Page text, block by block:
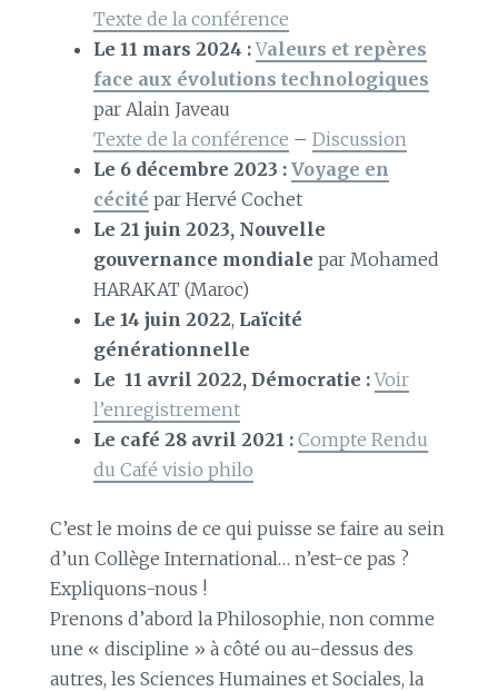
Texte de la conférence
Le 11 mars 2024 : Valeurs et repères
face aux évolutions technologiques
par Alain Javeau
Texte de la conférence – Discussion
Le 6 décembre 2023 : Voyage en
cécité par Hervé Cochet
Le 21 juin 2023, Nouvelle
gouvernance mondiale par Mohamed
HARAKAT (Maroc)
Le 14 juin 2022, Laïcité
générationnelle
Le 11 avril 2022, Démocratie :Voir
l’enregistrement
Le café 28 avril 2021 : Compte Rendu
du Café visio philo
C’est le moins de ce qui puisse se faire au sein
d’un Collège International… n’est-ce pas ?
Expliquons-nous !
Prenons d’abord la Philosophie, non comme
une « discipline » à côté ou au-dessus des
autres, les Sciences Humaines et Sociales, la